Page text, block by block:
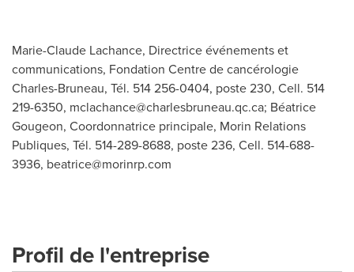
Marie-Claude Lachance, Directrice événements et
communications, Fondation Centre de cancérologie
Charles-Bruneau, Tél. 514 256-0404, poste 230, Cell. 514
219-6350, mclachance@charlesbruneau.qc.ca; Béatrice
Gougeon, Coordonnatrice principale, Morin Relations
Publiques, Tél. 514-289-8688, poste 236, Cell. 514-688-
3936, beatrice@morinrp.com
Profil de l'entreprise